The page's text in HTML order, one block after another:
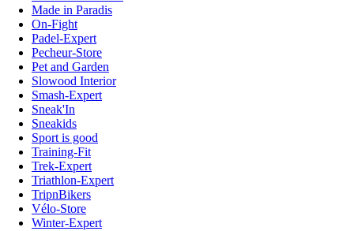
Made in Paradis
On-Fight
Padel-Expert
Pecheur-Store
Pet and Garden
Slowood Interior
Smash-Expert
Sneak'In
Sneakids
Sport is good
Training-Fit
Trek-Expert
Triathlon-Expert
TripnBikers
Vélo-Store
Winter-Expert